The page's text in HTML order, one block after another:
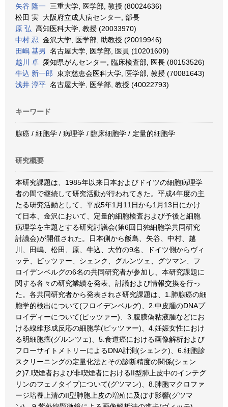
矢谷 隆一 三重大学, 医学部, 教授 (80024636)
松田 実 大阪府立成人病センター, 部長
原 弘 高知医科大学, 教授 (20033970)
中村 忍 金沢大学, 医学部, 助教授 (20019946)
田嶋 基男
名古屋大学, 医学部, 医員 (10201609)
越川 卓 愛知県がんセンター, 臨床検査部, 医長 (80153526)
牛込 新一郎 東京慈恵会医科大学, 医学部, 教授 (70081643)
浅井 淳平 名古屋大学, 医学部, 教授 (40022793)
キーワード
腺癌 / 細胞学 / 病理学 / 臨床細胞学 / 定量的細胞学
研究概要
本研究課題は、1985年以来日本およびドイツの細胞病理学
者の間で継続して研究活動が行われてきた。平成4年度の主
たる研究活動として、平成5年1月11日から1月13日にかけ
て日本、金沢において、定量的細胞検査および予後と細胞
病理学を主題とする研究討議会(第6回日独細胞学共同研究
討議会)が開催された。日本側から飯島、矢谷、中村、越
川、田嶋、松田、原、牛込、大竹の9名、ドイツ側からヴィ
ッテ、ピッツァー、シェンク、グルンツェ、グツマン、フ
ロイデンベルグの6名の共同研究者が参加し、本研究課題に
関する各々の研究業績を発表、討議および情報交換を行っ
た。各共同研究者から発表されさ研究課題は、1.肺腺癌の細
胞学的検出について(フロイデンベルグ)、2.中皮腫のDNAプ
ロイディーについて(ピッツァー)、3.腹膜偽粘液腫などにお
ける線維形成反応の細胞学(ピッツァー)、4.妊娠女性におけ
る明細胞癌(グルンツェ)、5.食道癌における画像解析および
フローサイトメトリーによるDNA計測(シェンク)、6.細胞診
スクリーニングの定量化法とその診断精度の関係(シェン
ク)7.喫煙者および非喫煙者におけるII型肺上皮中のインテグ
リンのフェノタイプについて(グツマン)、8.肺胞マクロファ
ージ培養上清のII型肺胞上皮の増殖に及ぼす影響(グツマ